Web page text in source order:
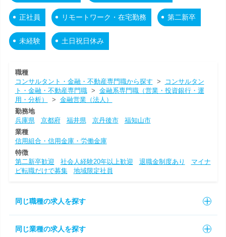
正社員 リモートワーク・在宅勤務 第二新卒
未経験 土日祝日休み
職種
コンサルタント・金融・不動産専門職から探す >
コンサルタン
ト・金融・不動産専門職> 金融系専門職（営業・投資銀行・運
用・分析）
> 金融営業（法人）
勤務地
兵庫県
京都府 福井県 京丹後市
福知山市
業種
信用組合・信用金庫・労働金庫
特徴
第二新卒歓迎
社会人経験20年以上歓迎 退職金制度あり
マイナ
ビ転職だけで募集
地域限定社員
同じ職種の求人を探す
同じ業種の求人を探す